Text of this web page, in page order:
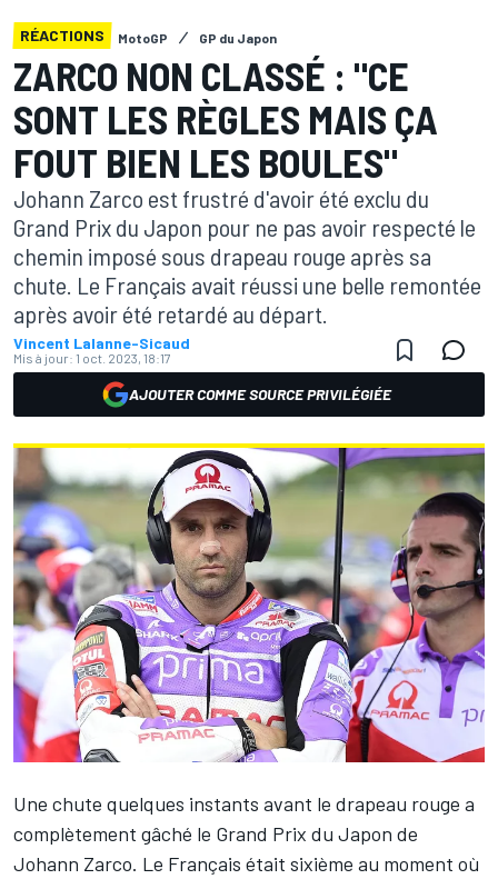
RÉACTIONS MotoGP GP du Japon
ZARCO NON CLASSÉ : "CE
SONT LES RÈGLES MAIS ÇA
FOUT BIEN LES BOULES"
Johann Zarco est frustré d'avoir été exclu du
Grand Prix du Japon pour ne pas avoir respecté le
chemin imposé sous drapeau rouge après sa
chute. Le Français avait réussi une belle remontée
après avoir été retardé au départ.
Vincent Lalanne-Sicaud
Mis à jour: 1 oct. 2023, 18:17
AJOUTER COMME SOURCE PRIVILÉGIÉE
Une chute quelques instants avant le drapeau rouge a
complètement gâché le Grand Prix du Japon de
Johann Zarco. Le Français était sixième au moment où